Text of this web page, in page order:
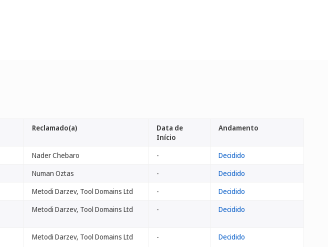
Reclamado(a)
Data de
Início
Andamento
Nader Chebaro -
Decidido
Numan Oztas -
Decidido
Metodi Darzev, Tool Domains Ltd -
Decidido
Metodi Darzev, Tool Domains Ltd - Decidido
Metodi Darzev, Tool Domains Ltd - Decidido